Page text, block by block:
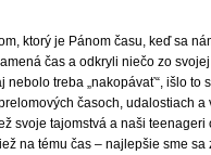
ktorý je Pánom času, keď sa
čas a odkryli niečo zo
treba „nakopávať“, išlo to
časoch, udalostiach
svoje tajomstvá a naši
na tému čas – najlepšie sme